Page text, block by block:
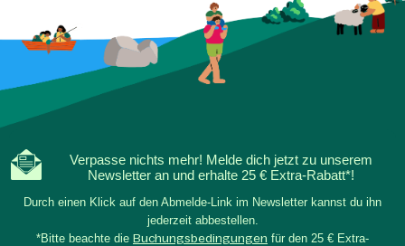
Verpasse nichts mehr! Melde dich jetzt zu unserem
Newsletter an und erhalte 25 € Extra-Rabatt*!
Durch einen Klick auf den Abmelde-Link im Newsletter kannst du ihn
jederzeit abbestellen.
*Bitte beachte die Buchungsbedingungen für den 25 € Extra-